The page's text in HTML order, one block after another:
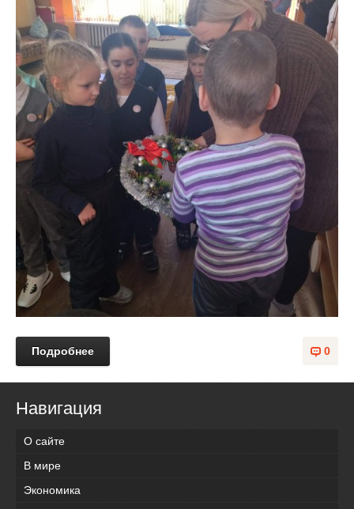
0
Подробнее
Навигация
О сайте
В мире
Экономика